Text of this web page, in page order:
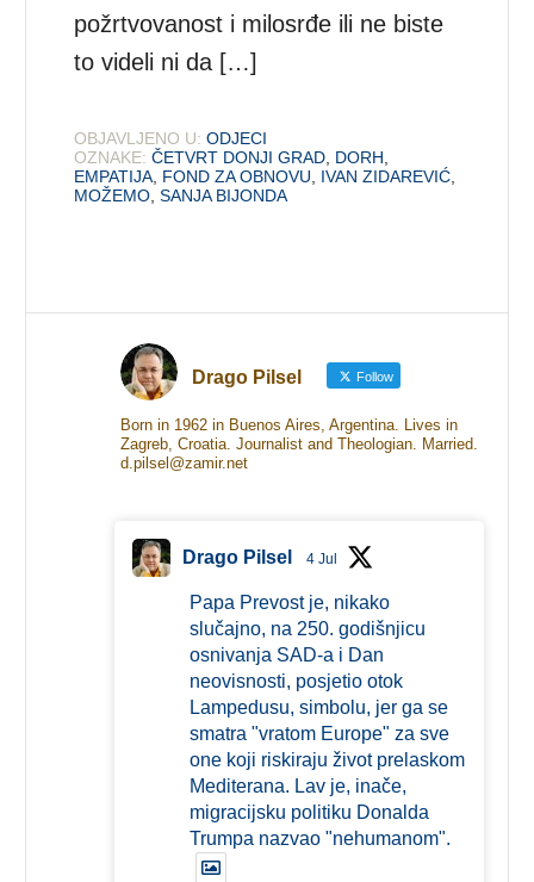
požrtvovanost i milosrđe ili ne biste
to videli ni da […]
OBJAVLJENO U: ODJECI
OZNAKE: ČETVRT DONJI GRAD DORH
EMPATIJA FOND ZA OBNOVU IVAN ZIDAREVIĆ
MOŽEMO ,SANJA BIJONDA
Drago Pilsel Follow
Born in 1962 in Buenos Aires, Argentina. Lives in
Zagreb, Croatia. Journalist and Theologian. Married.
d.pilsel@zamir.net
Drago Pilsel 4 Jul
Papa Prevost je, nikako
slučajno, na 250. godišnjicu
osnivanja SAD-a i Dan
neovisnosti, posjetio otok
Lampedusu, simbolu, jer ga se
smatra "vratom Europe" za sve
one koji riskiraju život prelaskom
Mediterana. Lav je, inače,
migracijsku politiku Donalda
Trumpa nazvao "nehumanom".